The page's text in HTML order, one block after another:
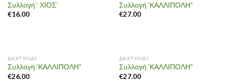
Συλλογή ‘ ΧΙΟΣ’
€16.00
Συλλογή ‘ΚΑΛΛΙΠΟΛΗ”
€27.00
ΔΑΧΤΥΛΙΔΙ
Συλλογή ‘ΚΑΛΛΙΠΟΛΗ”
€26.00
ΔΑΧΤΥΛΙΔΙ
Συλλογή ‘ΚΑΛΛΙΠΟΛΗ”
€27.00